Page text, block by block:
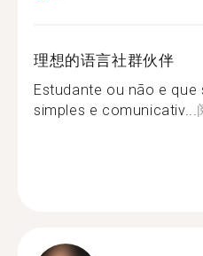
理想的语言社群伙伴
Estudante ou não e que
simples e comunicativ...